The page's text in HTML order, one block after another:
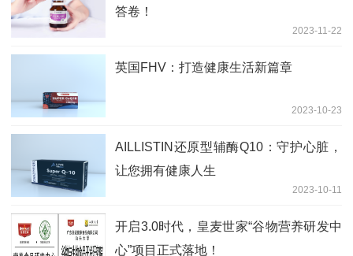
答卷！
2023-11-22
英国FHV：打造健康生活新篇章
2023-10-23
AILLISTIN还原型辅酶Q10：守护心脏，
让您拥有健康人生
2023-10-11
开启3.0时代，皇麦世家“谷物营养研发中
心”项目正式落地！